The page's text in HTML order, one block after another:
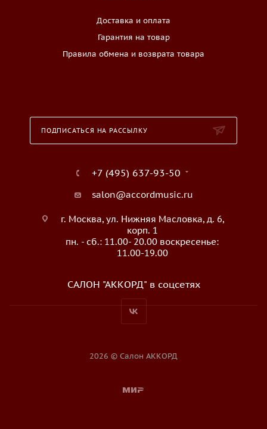
Доставка и оплата
Гарантия на товар
Правила обмена и возврата товара
ПОДПИСАТЬСЯ НА РАССЫЛКУ
+7 (495) 637-93-50
salon@accordmusic.ru
г. Москва, ул. Нижняя Масловка, д. 6,
корп. 1
пн. - сб.: 11.00- 20.00 воскресенье:
11.00-19.00
САЛОН "АККОРД" в соцсетях
2026 © Салон АККОРД